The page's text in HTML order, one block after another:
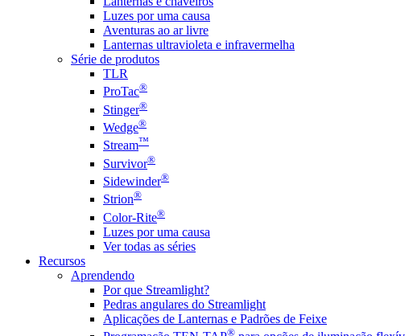
Luzes por uma causa
Aventuras ao ar livre
Lanternas ultravioleta e infravermelha
Série de produtos
TLR
ProTac®
Stinger®
Wedge®
Stream™
Survivor®
Sidewinder®
Strion®
Color-Rite®
Luzes por uma causa
Ver todas as séries
Recursos
Aprendendo
Por que Streamlight?
Pedras angulares do Streamlight
Aplicações de Lanternas e Padrões de Feixe
®